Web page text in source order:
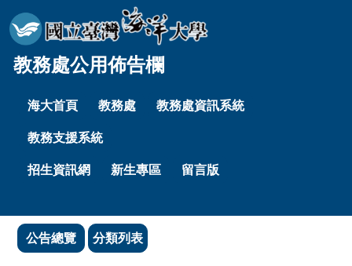
教務處公用佈告欄
海大首頁 教務處 教務處資訊系統
教務支援系統
招生資訊網 新生專區 留言版
公告總覽 分類列表